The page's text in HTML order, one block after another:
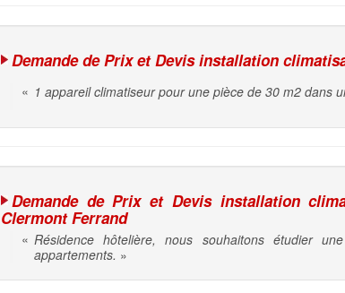
Demande de Prix et Devis installation
« 1 appareil climatiseur pour une pièce de 30 m2 dans
Demande de Prix et Devis installation
Clermont Ferrand
« Résidence hôtelière, nous souhaitons étudier
appartements. »